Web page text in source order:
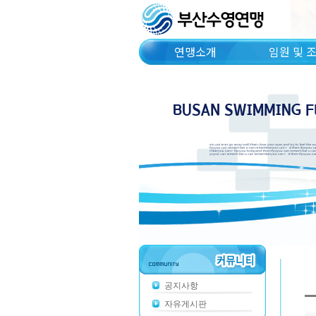
연맹소개 임원 및
공지사항
자유게시판